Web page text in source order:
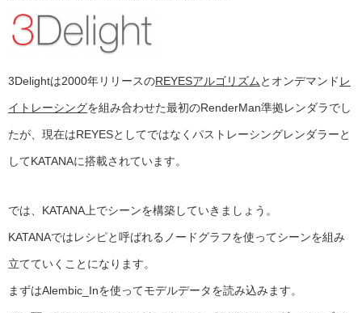
3Delightは2000年リリースのREYESアルゴリズム とオンデマンド レ
イトレーシングを組み合わせた最初のRenderMan準拠レンダラでし
たが、現在はREYESとしてではなくパストレーシングレンダラーと
してKATANAに搭載されています。
では、KATANA上でシーンを構築していきましょう。
KATANAではレシピと呼ばれるノードグラフを使ってシーンを組み
立てていくことになります。
まずはAlembic_Inを使ってモデルデータを読み込みます。